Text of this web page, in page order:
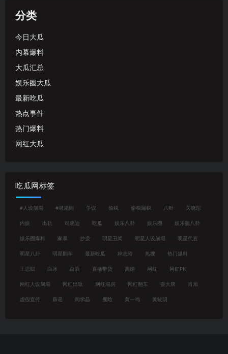
分类
今日大瓜
内幕爆料
大瓜汇总
娱乐圈大瓜
最新吃瓜
热点事件
热门爆料
网红大瓜
吃瓜网标签
#人设崩塌 #潜规则 争议 偷税 偷税漏税 八卦 关晓彤
内娱 出轨 司晓迪 吃瓜 娱乐八卦 娱乐圈 娱乐圈八卦
娱乐圈爆料 家暴 抄袭 明星丑闻 明星人设崩塌 明星代言
明星八卦 明星翻车 最新吃瓜 林志玲 热搜 热门爆料
王思聪 白冰 白鹿 直播带货 离婚 网红 网红PK
网红人设崩塌 网红出轨 网红塌房 网红翻车 耍大牌 肖旭
虚假宣传 辟谣 闫学晶 鹿晗 黄一鸣 黄晓明